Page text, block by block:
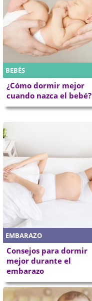
BEBÉS
¿Cómo dormir mejor
cuando nazca el bebé?
EMBARAZO
Consejos para dormir
mejor durante el
embarazo